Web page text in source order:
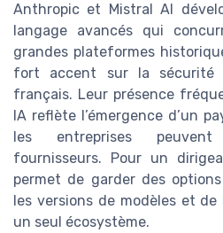
Anthropic et Mistral AI
langage avancés qui
grandes plateformes
fort accent sur la sécurité
français. Leur présence
IA reflète l’émergence d’un
les entreprises
fournisseurs. Pour un
permet de garder des
les versions de modèles et
un seul écosystème.